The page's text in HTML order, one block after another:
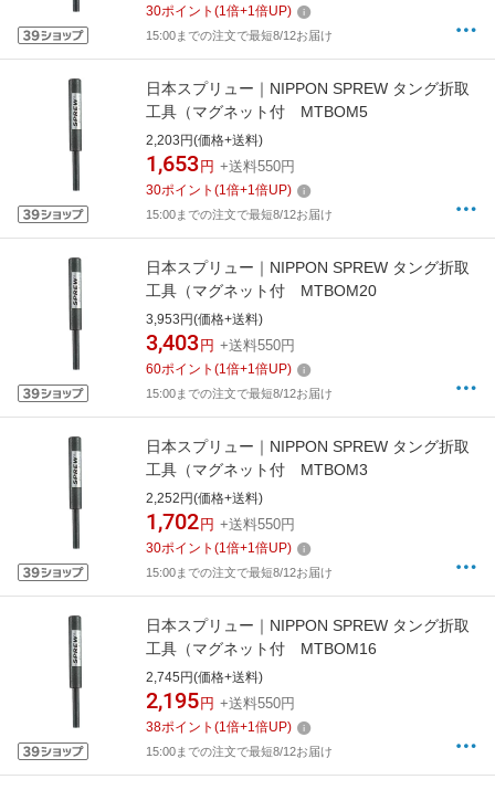
30ポイント (1倍+1倍UP)
15:00までの注文で最短8/12お届け
日本スプリュー｜NIPPON SPREW タング折取
工具（マグネット付 MTBOM5
2,203円(価格+送料)
1,653 円 +送料550円
30ポイント (1倍+1倍UP)
15:00までの注文で最短8/12お届け
日本スプリュー｜NIPPON SPREW タング折取
工具（マグネット付 MTBOM20
3,953円(価格+送料)
3,403 円 +送料550円
60ポイント (1倍+1倍UP)
15:00までの注文で最短8/12お届け
日本スプリュー｜NIPPON SPREW タング折取
工具（マグネット付 MTBOM3
2,252円(価格+送料)
1,702 円 +送料550円
30ポイント (1倍+1倍UP)
15:00までの注文で最短8/12お届け
日本スプリュー｜NIPPON SPREW タング折取
工具（マグネット付 MTBOM16
2,745円(価格+送料)
2,195 円 +送料550円
38ポイント (1倍+1倍UP)
15:00までの注文で最短8/12お届け